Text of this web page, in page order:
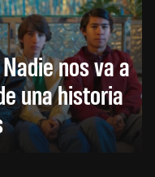
nos va a
una historia